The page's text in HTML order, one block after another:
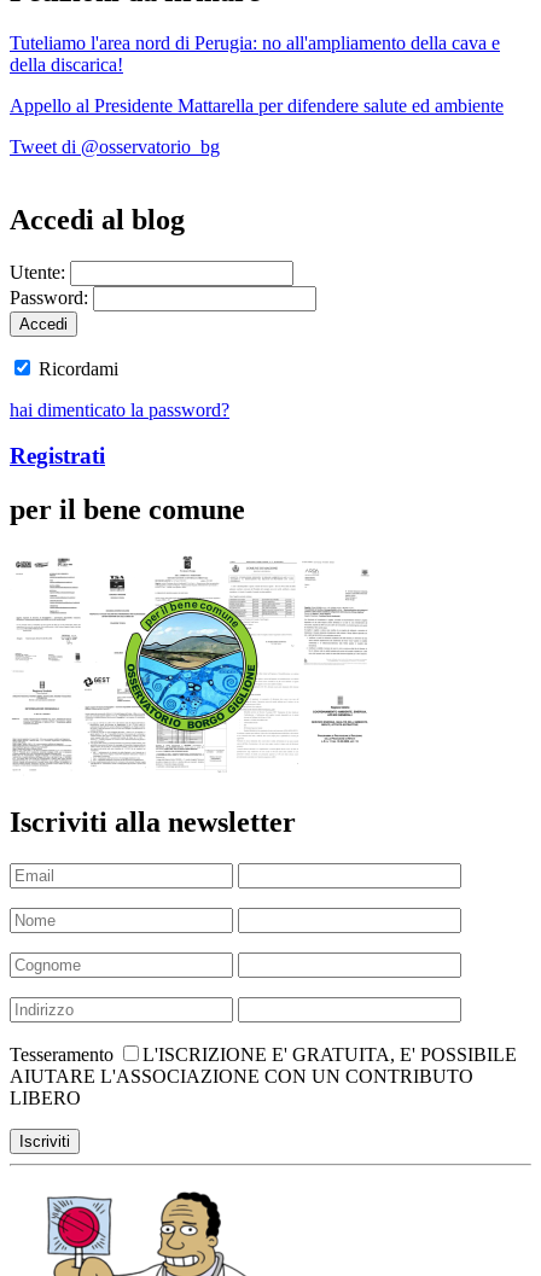
Tuteliamo l'area nord di Perugia: no all'ampliamento della cava e
della discarica!
Appello al Presidente Mattarella per difendere salute ed ambiente
Tweet di @osservatorio_bg
Accedi al blog
Utente:
Password:
Ricordami
hai dimenticato la password?
Registrati
per il bene comune
Iscriviti alla newsletter
Tesseramento
L'ISCRIZIONE E' GRATUITA, E' POSSIBILE
AIUTARE L'ASSOCIAZIONE CON UN CONTRIBUTO
LIBERO